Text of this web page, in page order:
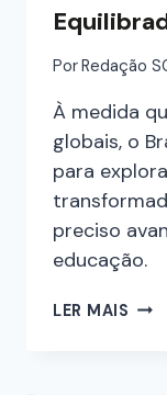
PorRedação
À medida
globais, o
para
preciso
educação.
LER MAIS